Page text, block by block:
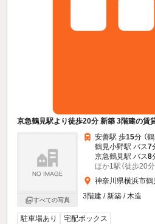
京急鶴見駅より徒歩20分 新築 3階建の賃
すべての写真
安善駅 歩15分 （
鶴見小野駅 バス7
京急鶴見駅 バス8
ほか1駅（徒歩20分
神奈川県横浜市鶴
3階建 / 新築 / 木造
駐車場あり 宅配ボックス